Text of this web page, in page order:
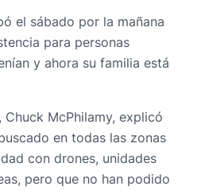
el sábado por la mañana
para personas
y ahora su familia está
McPhilamy, explicó
en todas las zonas
con drones, unidades
pero que no han podido